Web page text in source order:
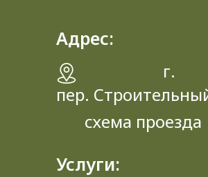
Адрес:
г.
пер.
схема проезда
Услуги: